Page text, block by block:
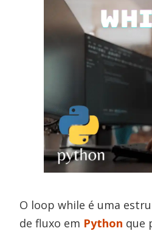
O loop while é uma
de fluxo em Python que